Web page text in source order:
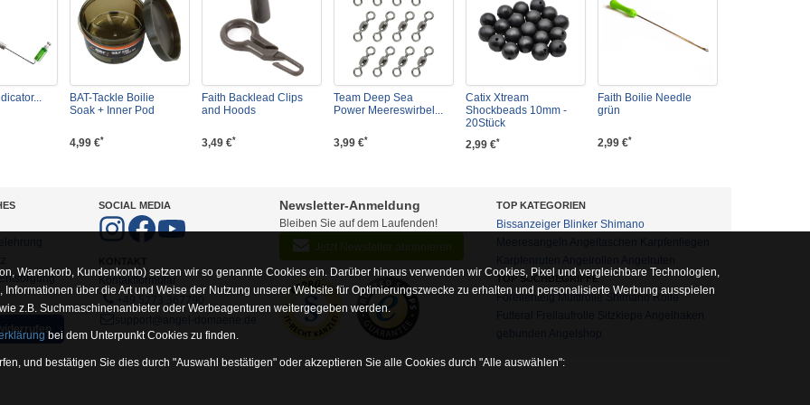
BAT-Tackle Boilie
Soak + Inner Pod
4,99 €*
Faith Backlead Clips
and Hoods
3,49 €*
Team Deep Sea
Power Meereswirbel...
3,99 €*
Catix Xtream
Shockbeads 10mm -
20Stück
2,99 €*
Faith Boilie Needle
grün
2,99 €*
SOCIAL MEDIA
Kontaktformular
Newsletter-Anmeldung
Bleiben Sie auf dem Laufenden!
Jetzt Newsletter abonnieren
TOP KATEGORIEN
Bissanzeiger Blinker Shimano
TOP SUCHBEGRIFFE
Forellenteig Multirolle Shimano Rolle
Warenkorb, Kundenkonto) setzen wir so genannte Cookies ein. Darüber hinaus verwenden wir Cookies, Pixel und vergleichbare Technologien,
über die Art und Weise der Nutzung unserer Website für Optimierungszwecke zu erhalten und personalisierte Werbung ausspielen
z.B. Suchmaschinenanbieter oder Werbeagenturen weitergegeben werden.
bei dem Unterpunkt Cookies zu finden.
und bestätigen Sie dies durch "Auswahl bestätigen" oder akzeptieren Sie alle Cookies durch "Alle auswählen":